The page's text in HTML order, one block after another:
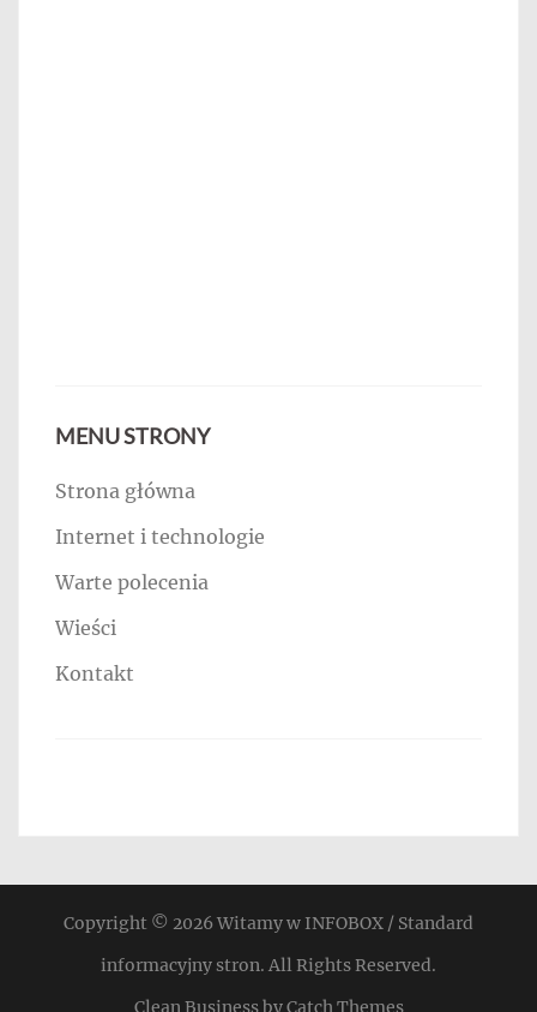
MENU STRONY
Strona główna
Internet i technologie
Warte polecenia
Wieści
Kontakt
Copyright © 2026Witamy w INFOBOX / Standard
informacyjny stron. All Rights Reserved.
Clean Business byCatch Themes